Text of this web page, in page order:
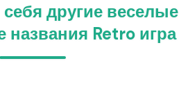
другие веселые
названия Retro игра